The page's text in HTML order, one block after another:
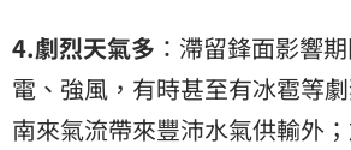
4.劇烈天氣多 ：滯留鋒面影響
電、強風，有時甚至有冰雹等
南來氣流帶來豐沛水氣供輸外